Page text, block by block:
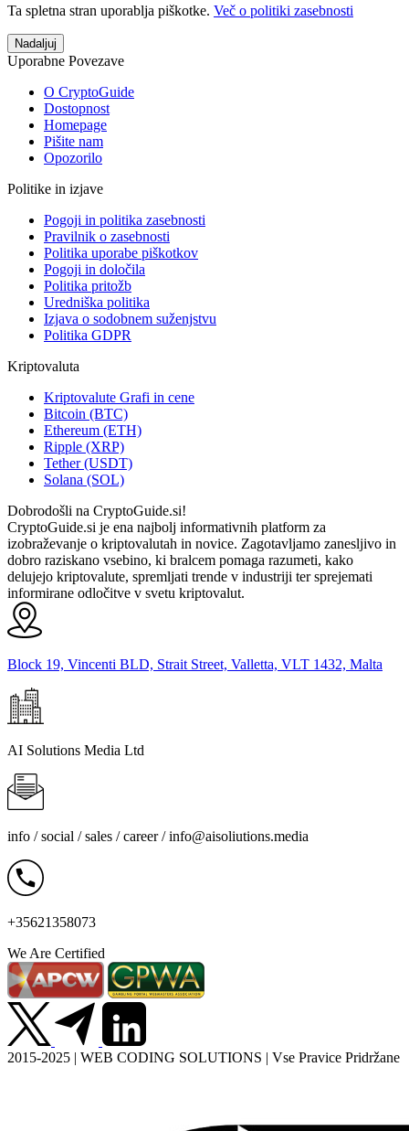
Ta spletna stran uporablja piškotke. Več o politiki zasebnosti
Nadaljuj
Uporabne Povezave
O CryptoGuide
Dostopnost
Homepage
Pišite nam
Opozorilo
Politike in izjave
Pogoji in politika zasebnosti
Pravilnik o zasebnosti
Politika uporabe piškotkov
Pogoji in določila
Politika pritožb
Uredniška politika
Izjava o sodobnem suženjstvu
Politika GDPR
Kriptovaluta
Kriptovalute Grafi in cene
Bitcoin (BTC)
Ethereum (ETH)
Ripple (XRP)
Tether (USDT)
Solana (SOL)
Dobrodošli na CryptoGuide.si!
CryptoGuide.si je ena najbolj informativnih platform za
izobraževanje o kriptovalutah in novice. Zagotavljamo zanesljivo in
dobro raziskano vsebino, ki bralcem pomaga razumeti, kako
delujejo kriptovalute, spremljati trende v industriji ter sprejemati
informirane odločitve v svetu kriptovalut.
Block 19, Vincenti BLD, Strait Street, Valletta, VLT 1432, Malta
AI Solutions Media Ltd
info / social / sales / career /info@aisoliutions.media
+35621358073
We Are Certified
2015-2025 | WEB CODING SOLUTIONS | Vse Pravice Pridržane